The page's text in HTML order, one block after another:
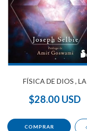
FÍSICA DE DIOS , LA
$28.00 USD